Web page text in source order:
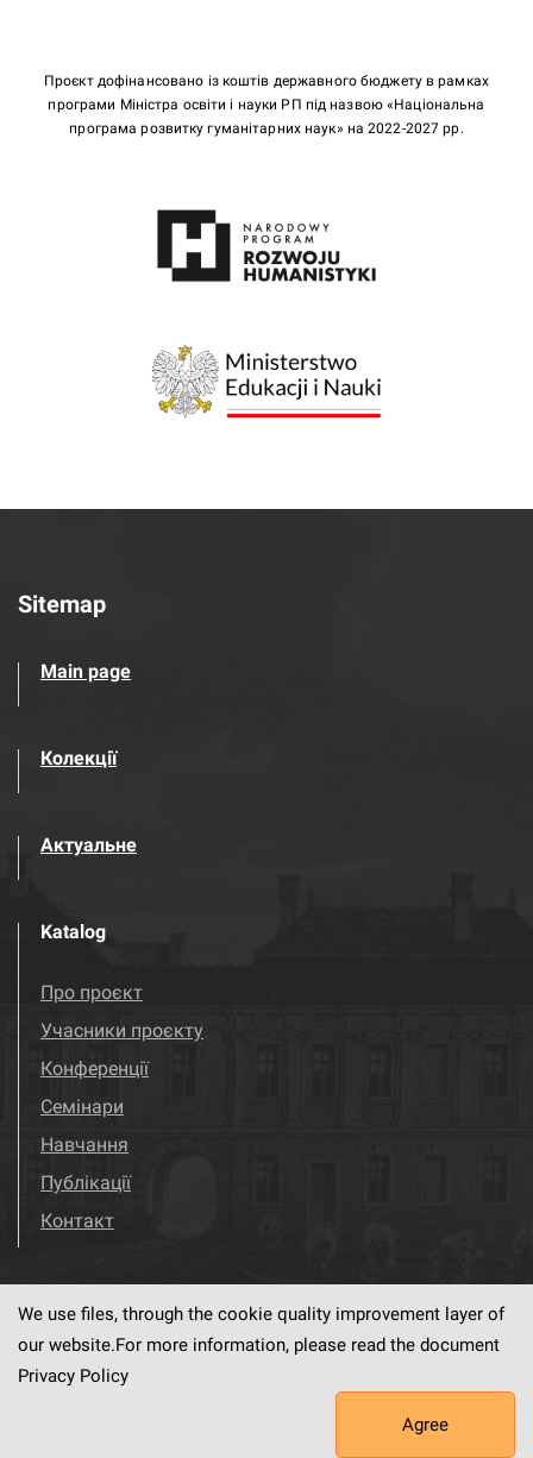
Проєкт дофінансовано із коштів державного бюджету в рамках
програми Міністра освіти і науки РП під назвою «Національна
програма розвитку гуманітарних наук» на 2022-2027 рр.
Sitemap
Main page
Колекції
Актуальне
Katalog
Про проєкт
Учасники проєкту
Конференції
Семінари
Навчання
Публікації
Контакт
Visit us! Facebook
software created by
We use files, through the cookie quality improvement layer of
our website.For more information, please read the document
Privacy Policy
Agree